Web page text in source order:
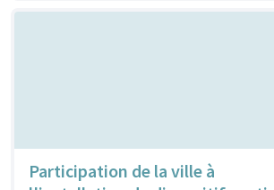
Participation de la ville à